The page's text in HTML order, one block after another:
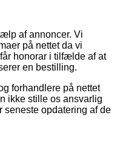
af annoncer. Vi
på nettet da vi
honorar i tilfælde af at
en bestilling.
forhandlere på nettet
ikke stille os ansvarlig
seneste opdatering af de